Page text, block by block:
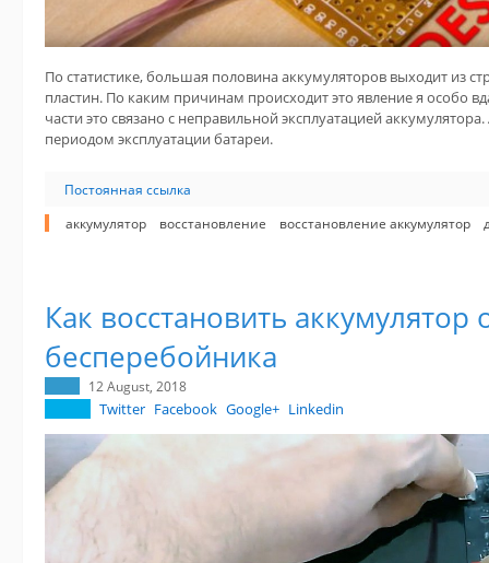
По статистике, большая половина аккумуляторов выходит из
пластин. По каким причинам происходит это явление я особо
части это связано с неправильной эксплуатацией
периодом эксплуатации батареи.
Постоянная ссылка
аккумулятор
восстановление восстановление аккумулятор
Как восстановить аккумулятор
бесперебойника
12 August, 2018
Twitter Facebook Google+ Linkedin